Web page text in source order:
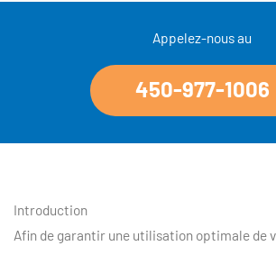
Appelez-nous au
450-977-1006​
Introduction
Afin de garantir une utilisation optimale de